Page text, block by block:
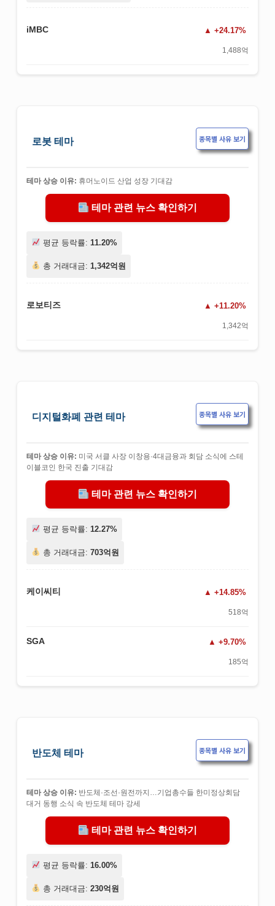
iMBC +24.17%
1,488억
로봇 테마 종목별 사유 보기
테마 상승 이유: 휴머노이드 산업 성장 기대감
테마 관련 뉴스 확인하기
평균 등락률: 11.20%
총 거래대금: 1,342억원
로보티즈 +11.20%
1,342억
디지털화폐 관련 테마 종목별 사유 보기
테마 상승 이유: 미국 서클 사장 이창용·4대금융과 회담 소식에 스테
이블코인 한국 진출 기대감
테마 관련 뉴스 확인하기
평균 등락률: 12.27%
총 거래대금: 703억원
케이씨티 +14.85%
518억
SGA +9.70%
185억
반도체 테마 종목별 사유 보기
테마 상승 이유: 반도체·조선·원전까지…기업총수들 한미정상회담
대거 동행 소식 속 반도체 테마 강세
테마 관련 뉴스 확인하기
평균 등락률: 16.00%
총 거래대금: 230억원